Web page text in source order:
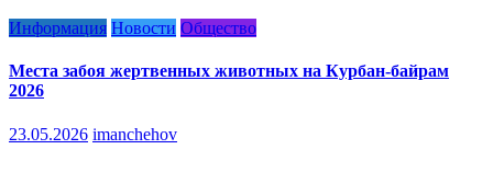
Информация Новости Общество
Места забоя жертвенных животных на Курбан-байрам
2026
23.05.2026 imanchehov